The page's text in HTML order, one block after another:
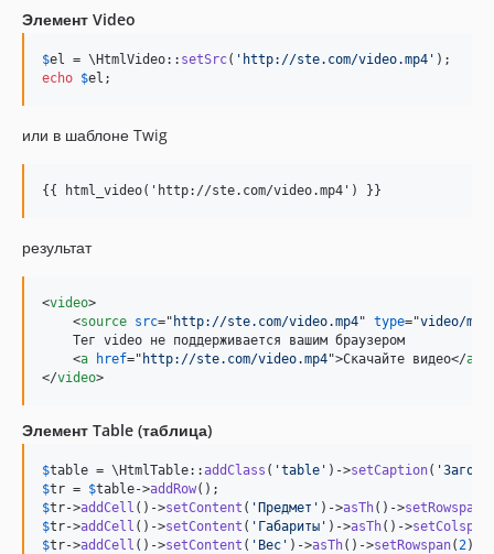
Элемент Video
$el = \HtmlVideo:: setSrc( ' http://ste.com/video.mp4 '
echo $el ;
или в шаблоне Twig
{{ html_video('http://ste.com/video.mp4') }}
результат
<video>
<source src=" http://ste.com/video.mp4" type="video/mp4
    Тег video не поддерживается вашим браузером
<a href=" http://ste.com/video.mp4">Скачайте видео</a
</video>
Элемент Table (таблица)
$table = \HtmlTable::addClass ( 'table ' )->setCaption( '
$tr = $table->addRow
$tr->addCell ()->setContent ( 'Предмет ' )->asTh()->setRowspan
$tr->addCell ()->setContent ( ' Габариты ' )->asTh()->setColspan
$tr->addCell ()->setContent ( ' Вес ' )->asTh()->setRowspan( 2